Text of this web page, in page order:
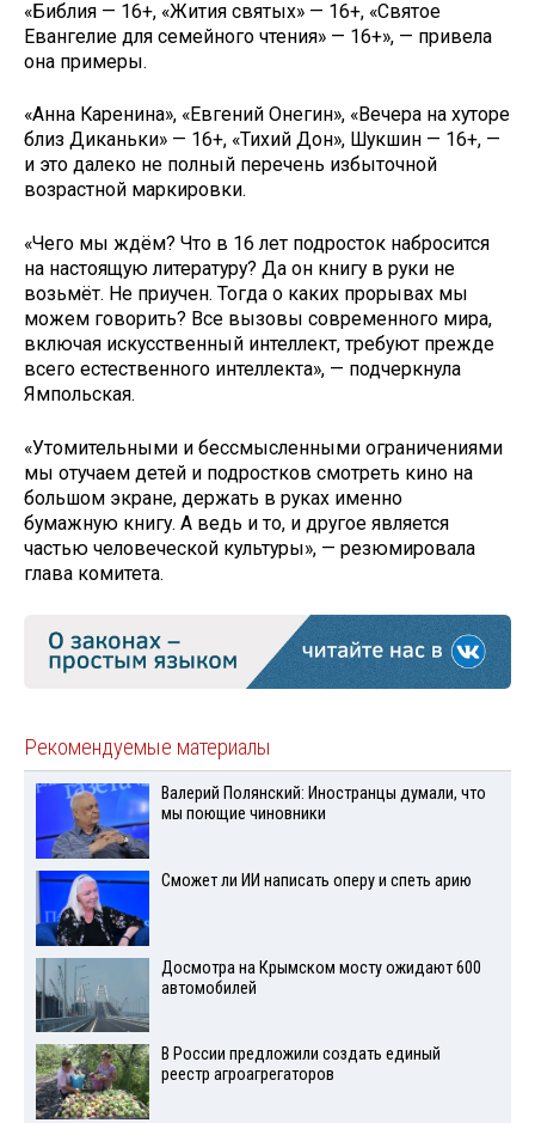
«Библия — 16+, «Жития святых» — 16+, «Святое
Евангелие для семейного чтения» — 16+», — привела
она примеры.
«Анна Каренина», «Евгений Онегин», «Вечера на хуторе
близ Диканьки» — 16+, «Тихий Дон», Шукшин — 16+, —
и это далеко не полный перечень избыточной
возрастной маркировки.
«Чего мы ждём? Что в 16 лет подросток набросится
на настоящую литературу? Да он книгу в руки не
возьмёт. Не приучен. Тогда о каких прорывах мы
можем говорить? Все вызовы современного мира,
включая искусственный интеллект, требуют прежде
всего естественного интеллекта», — подчеркнула
Ямпольская.
«Утомительными и бессмысленными ограничениями
мы отучаем детей и подростков смотреть кино на
большом экране, держать в руках именно
бумажную книгу. А ведь и то, и другое является
частью человеческой культуры», — резюмировала
глава комитета.
Рекомендуемые материалы
Валерий Полянский: Иностранцы думали, что
мы поющие чиновники
Сможет ли ИИ написать оперу и спеть арию
Досмотра на Крымском мосту ожидают 600
автомобилей
В России предложили создать единый
реестр агроагрегаторов